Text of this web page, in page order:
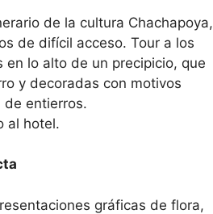
de la cultura Chachapoya,
de difícil acceso. Tour a los
lo alto de un precipicio, que
y decoradas con motivos
de entierros.
al hotel.
gráficas de flora,